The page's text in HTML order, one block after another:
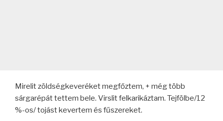
Mirelit zöldségkeveréket megfőztem, + még több
sárgarépát tettem bele. Virslit felkarikáztam. Tejfölbe/12
%-os/ tojást kevertem és fűszereket.